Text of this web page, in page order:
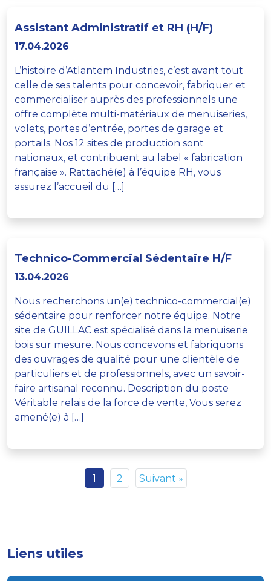
Assistant Administratif et RH (H/F)
17.04.2026
L’histoire d’Atlantem Industries, c’est avant tout
celle de ses talents pour concevoir, fabriquer et
commercialiser auprès des professionnels une
offre complète multi-matériaux de menuiseries,
volets, portes d’entrée, portes de garage et
portails. Nos 12 sites de production sont
nationaux, et contribuent au label « fabrication
française ». Rattaché(e) à l’équipe RH, vous
assurez l’accueil du […]
Technico-Commercial Sédentaire H/F
13.04.2026
Nous recherchons un(e) technico-commercial(e)
sédentaire pour renforcer notre équipe. Notre
site de GUILLAC est spécialisé dans la menuiserie
bois sur mesure. Nous concevons et fabriquons
des ouvrages de qualité pour une clientèle de
particuliers et de professionnels, avec un savoir-
faire artisanal reconnu. Description du poste
Véritable relais de la force de vente, Vous serez
amené(e) à […]
1 2 Suivant »
Liens utiles